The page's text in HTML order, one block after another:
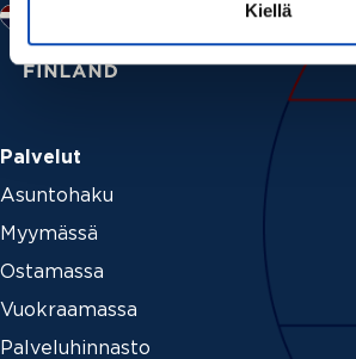
Kiellä
Palvelut
Asuntohaku
Myymässä
Ostamassa
Vuokraamassa
Palveluhinnasto